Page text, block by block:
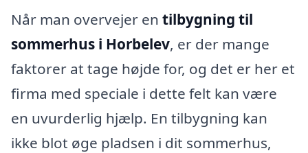
Når man overvejer en tilbygning til
sommerhus i Horbelev, er der mange
faktorer at tage højde for, og det er her et
firma med speciale i dette felt kan være
en uvurderlig hjælp. En tilbygning kan
ikke blot øge pladsen i dit sommerhus,